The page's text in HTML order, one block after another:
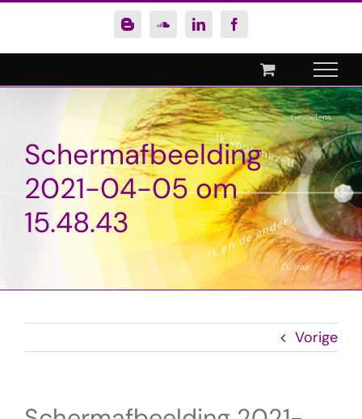
inhoud
BloggerSoundCloud
LinkedInFacebook
Schermafbeelding
2021-04-05 om
15.48.43
Vorige